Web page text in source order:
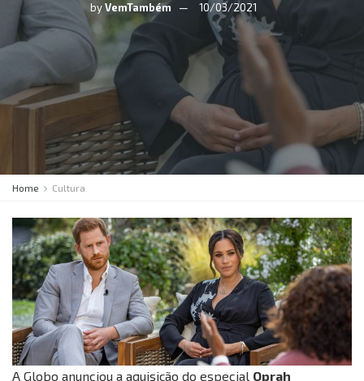
by VemTambém 10/03/2021
Home Cultura
A Globo anunciou a aquisição do especial Oprah